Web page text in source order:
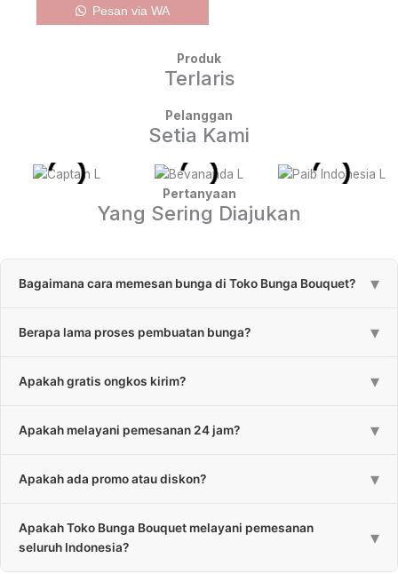
Pesan via WA
Produk
Terlaris
Pelanggan
Setia Kami
Pertanyaan
Yang Sering Diajukan
Bagaimana cara memesan bunga di Toko Bunga Bouquet? ▾
bisa menghubungi CS kami melalui ikon “Chat WhatsApp”.
Berapa lama proses pembuatan bunga? ▾
untuk rangkaian bunga 1-3 jam. Estimasi bisa melebihi apabila
Apakah gratis ongkos kirim? ▾
daerah yang kena ongkos kirim akan kami informasikan pada
Apakah melayani pemesanan 24 jam? ▾
Apakah ada promo atau diskon?
▾
untuk pembelian jumlah tertentu.
Apakah Toko Bunga Bouquet melayani pemesanan
seluruh Indonesia?
▾